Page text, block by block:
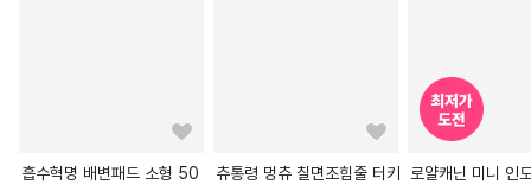
흡수혁명 배변패드 소형 50
츄통령 멍츄 칠면조힘줄 터키
로얄캐닌 미니 인